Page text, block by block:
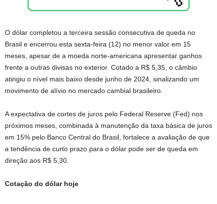
O dólar completou a terceira sessão consecutiva de queda no
Brasil e encerrou esta sexta-feira (12) no menor valor em 15
meses, apesar de a moeda norte-americana apresentar ganhos
frente a outras divisas no exterior. Cotado a R$ 5,35, o câmbio
atingiu o nível mais baixo desde junho de 2024, sinalizando um
movimento de alívio no mercado cambial brasileiro.
A expectativa de cortes de juros pelo Federal Reserve (Fed) nos
próximos meses, combinada à manutenção da taxa básica de juros
em 15% pelo Banco Central do Brasil , fortalece a avaliação de que
a tendência de curto prazo para o dólar pode ser de queda em
direção aos R$ 5,30.
Cotação do dólar hoje